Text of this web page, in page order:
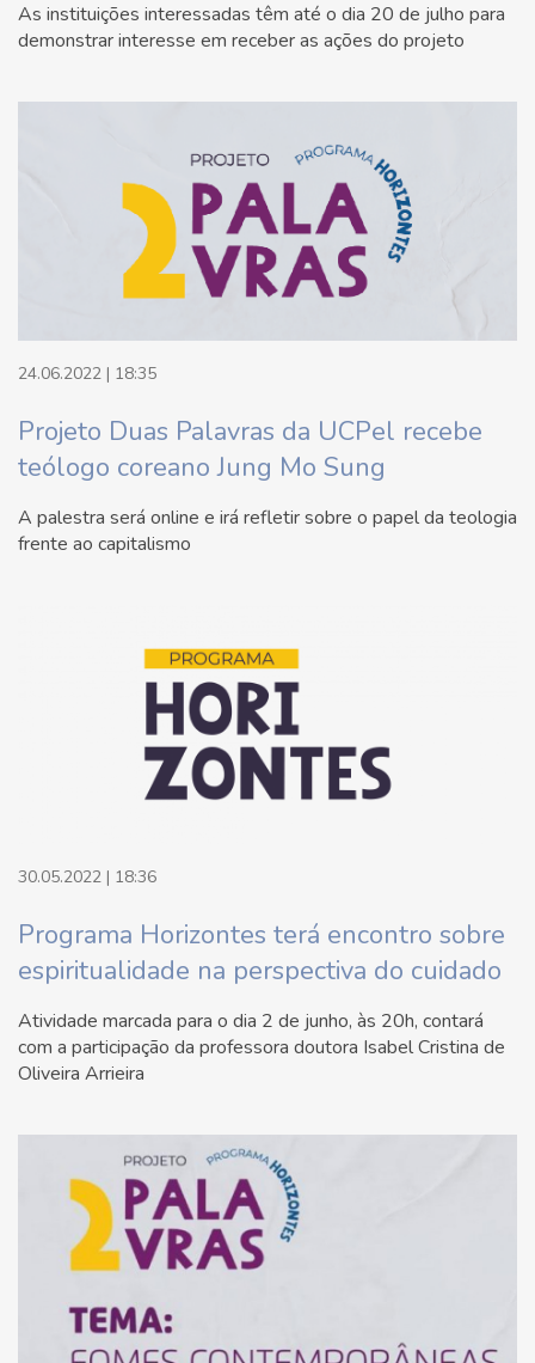
As instituições interessadas têm até o dia 20 de julho para
demonstrar interesse em receber as ações do projeto
24.06.2022 | 18:35
Projeto Duas Palavras da UCPel recebe
teólogo coreano Jung Mo Sung
A palestra será online e irá refletir sobre o papel da teologia
frente ao capitalismo
30.05.2022 | 18:36
Programa Horizontes terá encontro sobre
espiritualidade na perspectiva do cuidado
Atividade marcada para o dia 2 de junho, às 20h, contará
com a participação da professora doutora Isabel Cristina de
Oliveira Arrieira